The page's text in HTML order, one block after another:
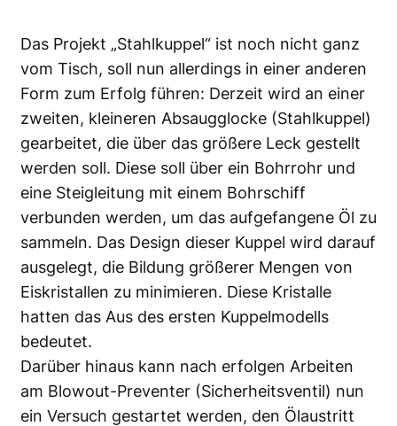
Das Projekt „Stahlkuppel“ ist noch nicht ganz
vom Tisch, soll nun allerdings in einer anderen
Form zum Erfolg führen: Derzeit wird an einer
zweiten, kleineren Absaugglocke (Stahlkuppel)
gearbeitet, die über das größere Leck gestellt
werden soll. Diese soll über ein Bohrrohr und
eine Steigleitung mit einem Bohrschiff
verbunden werden, um das aufgefangene Öl zu
sammeln. Das Design dieser Kuppel wird darauf
ausgelegt, die Bildung größerer Mengen von
Eiskristallen zu minimieren. Diese Kristalle
hatten das Aus des ersten Kuppelmodells
bedeutet.
Darüber hinaus kann nach erfolgen Arbeiten
am Blowout-Preventer (Sicherheitsventil) nun
ein Versuch gestartet werden, den Ölaustritt